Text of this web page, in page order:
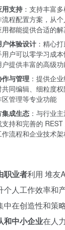
用支持 ：支持丰富
程配置方案，从
都能提供合适的
体验设计 ：精心
户可以零学习成
提供丰富的高级
作与管理 ：提供企
同编辑、细粒度
区管理等专业功能
成生态 ：与行业
持和完善的
流程和企业技术架
职业者利用 堆友
个人工作效率和
中在创造性和策
和中小企业在人